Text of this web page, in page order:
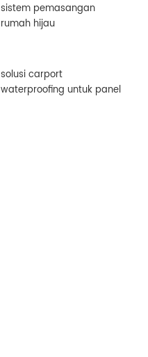
sistem pemasangan
rumah hijau
solusi carport
waterproofing untuk panel